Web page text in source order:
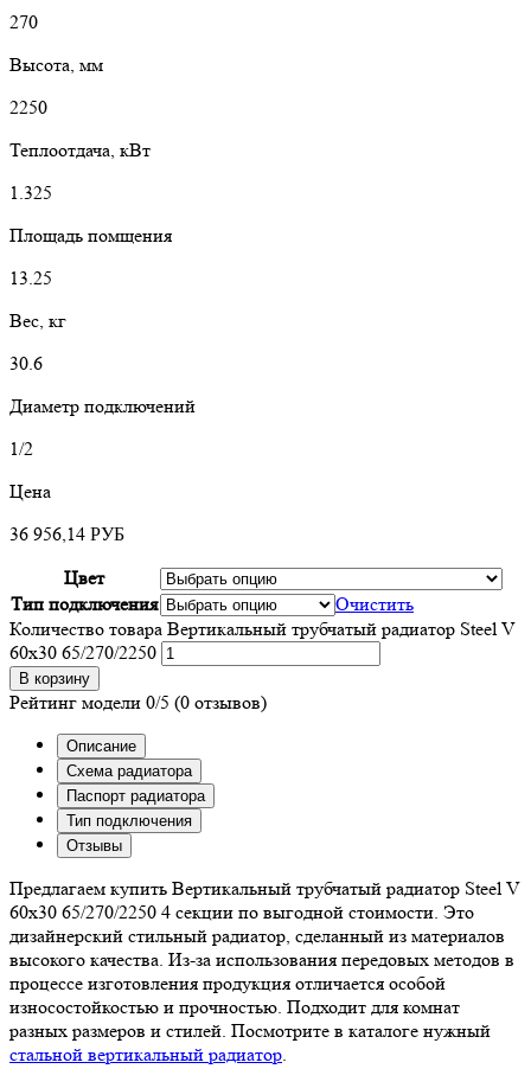
270
Высота, мм
2250
Теплоотдача, кВт
1.325
Площадь помщения
13.25
Вес, кг
30.6
Диаметр подключений
1/2
Цена
36 956,14 РУБ
Цвет
Тип подключения
Очистить
Количество товара Вертикальный трубчатый радиатор Steel V
60х30 65/270/2250
В корзину
Рейтинг модели 0/5 (0 отзывов)
Описание
Схема радиатора
Паспорт радиатора
Тип подключения
Отзывы
Предлагаем купить Вертикальный трубчатый радиатор Steel V
60х30 65/270/2250 4 секции по выгодной стоимости. Это
дизайнерский стильный радиатор, сделанный из материалов
высокого качества. Из-за использования передовых методов в
процессе изготовления продукция отличается особой
износостойкостью и прочностью. Подходит для комнат
разных размеров и стилей. Посмотрите в каталоге нужный
стальной вертикальный радиатор